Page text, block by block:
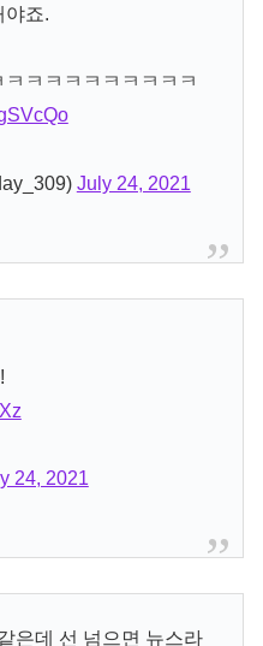
야죠.
ㅋㅋㅋㅋㅋㅋㅋㅋㅋ
July 24, 2021
24, 2021
은데 선 넘으면 뉴스라